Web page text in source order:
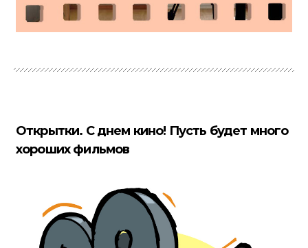
Открытки. С днем кино! Пусть будет много
хороших фильмов